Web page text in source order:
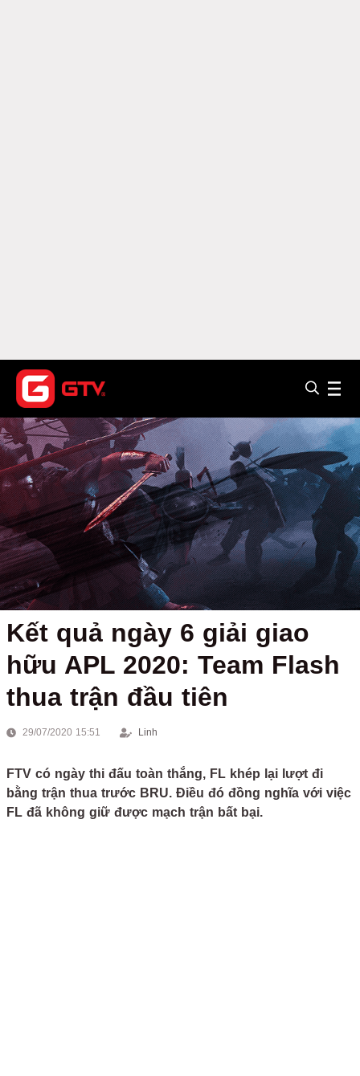
Kết quả ngày 6 giải giao
hữu APL 2020: Team Flash
thua trận đầu tiên
29/07/2020 15:51 Linh
FTV có ngày thi đấu toàn thắng, FL khép lại lượt đi
bằng trận thua trước BRU. Điều đó đồng nghĩa với việc
FL đã không giữ được mạch trận bất bại.